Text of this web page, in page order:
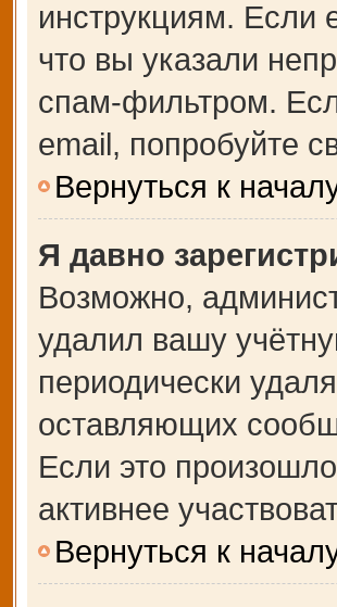
инструкциям. Если
что вы указали
спам-фильтром.
email, попробуйте
Вернуться к
Я давно
Возможно,
удалил вашу
периодически
оставляющих
Если это
активнее
Вернуться к